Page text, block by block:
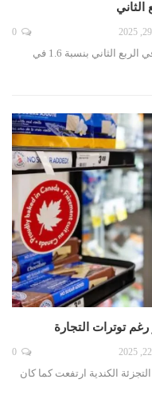
انكمش الناتج المحلي الإجمالي السنوي لكندا في الربع الثاني بنسبة 1.6 في
رغم توترات التجارة
الكندية ارتفعت كما كان